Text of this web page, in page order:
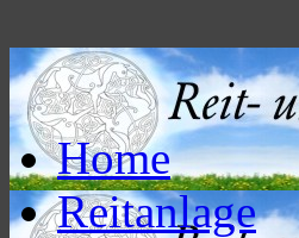
Home
Reitanlage